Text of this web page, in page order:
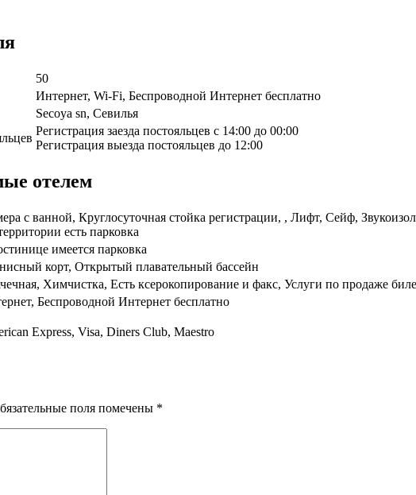
50
Интернет, Wi-Fi, Беспроводной Интернет бесплатно
Secoya sn, Севилья
Регистрация заезда постояльцев с 14:00 до 00:00
Регистрация выезда постояльцев до 12:00
отелем
с ванной, Круглосуточная стойка регистрации, , Лифт, Сейф,
есть парковка
имеется парковка
корт, Открытый плавательный бассейн
Химчистка, Есть ксерокопирование и факс, Услуги по продаже
Беспроводной Интернет бесплатно
Express, Visa, Diners Club, Maestro
поля помечены *